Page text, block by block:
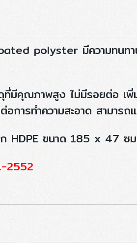
polyster มีความทนท
ที่มีคุณภาพสูง ไม่มีรอยต่อ เพิ่
ารทำความสะอาด สามารถ
HDPE ขนาด 185 x 47
2552